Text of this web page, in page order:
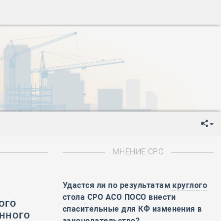
День Государственного флага Российской Федерации
-День знаний
День сотрудника органов внутренних дел РФ
День полного освобождения Ленинграда от фашистской
Весны и Труда
Победы!
День Государственного флага Российской Федерации
День полного освобождения Ленинграда от фашистской
Весны и Труда
Победы!
МНЕНИЕ СРО
Удастся ли по результатам круглого
стола СРО АСО ПОСО внести
спасительные для КФ изменения в